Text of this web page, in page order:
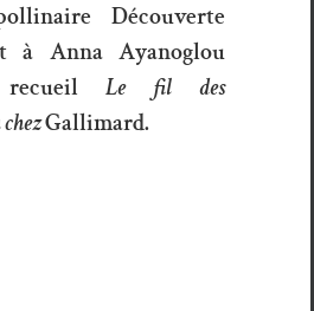
Découverte
à Anna Ayanoglou
Le fil des
Gallimard.